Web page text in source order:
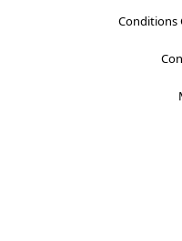
Conditions